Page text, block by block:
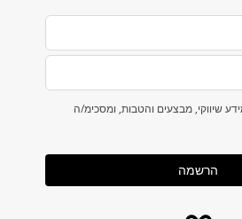
שיווקי, מבצעים והטבות, ומסכימ/ה
הרשמה